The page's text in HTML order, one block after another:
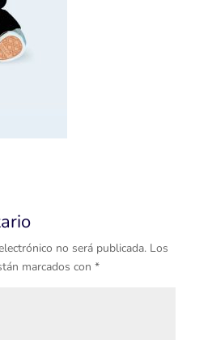
no será publicada. Los
marcados con *